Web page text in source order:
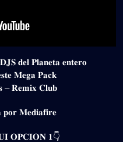
𝐝𝐞𝐥 𝐏𝐥𝐚𝐧𝐞𝐭𝐚 𝐞𝐧𝐭𝐞𝐫𝐨
𝐌𝐞𝐠𝐚 𝐏𝐚𝐜𝐤
– 𝐑𝐞𝐦𝐢𝐱 𝐂𝐥𝐮𝐛
𝐌𝐞𝐝𝐢𝐚𝐟𝐢𝐫𝐞
𝐎𝐏𝐂𝐈𝐎𝐍 𝟏👇